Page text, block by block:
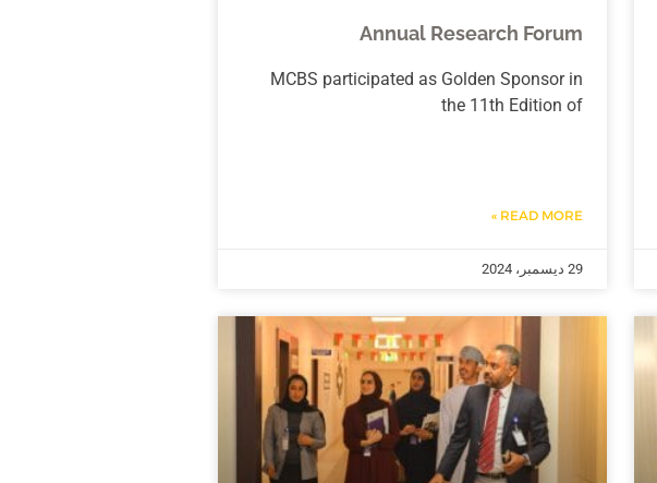
Annual Research Forum
MCBS participated as Golden Sponsor in
the 11th Edition of
READ MORE »
29 ديسمبر، 2024